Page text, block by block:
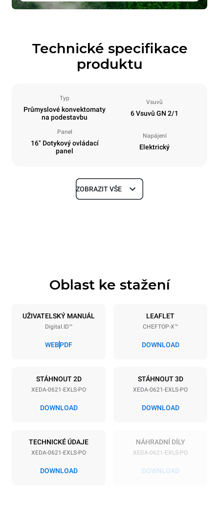
Technické specifikace
produktu
Typ
Průmyslové konvektomaty
na podestavbu
Vsuvů
6 Vsuvů GN 2/1
Panel
16" Dotykový ovládací
panel
Napájení
Elektrický
Rozměry
Specifikace plechů
6 GN 2/1
Vzdálenost mezi zásobníky
Napětí
380-415V 3N~ / 220-240V
3~
Příkon
23,1 kW
50 / 60 Hz NIET INBEGREPEN
ZOBRAZIT VŠE
Oblast ke stažení
UŽIVATELSKÝ MANUÁL
Digital.ID™
WEBPDF
LEAFLET
CHEFTOP-X™
DOWNLOAD
STÁHNOUT 2D
XEDA-0621-EXLS-PO
DOWNLOAD
STÁHNOUT 3D
XEDA-0621-EXLS-PO
DOWNLOAD
TECHNICKÉ ÚDAJE
XEDA-0621-EXLS-PO
DOWNLOAD
NÁHRADNÍ DÍLY
XEDA-0621-EXLS-PO
DOWNLOAD